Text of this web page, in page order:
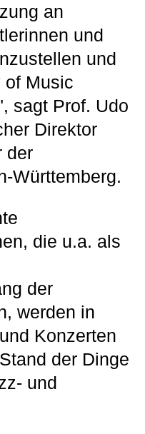
an
und
und
of Music
sagt Prof. Udo
Direktor
der
Württemberg.
die u.a. als
der
werden in
Konzerten
der Dinge
und